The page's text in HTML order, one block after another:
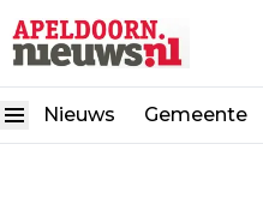
Nieuws Gemeente